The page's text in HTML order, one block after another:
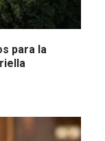
para la